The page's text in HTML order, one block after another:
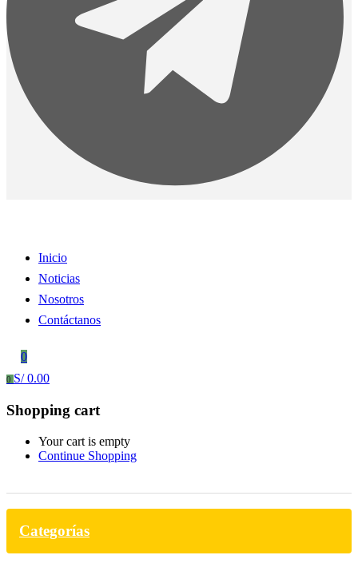
Inicio
Noticias
Nosotros
Contáctanos
0
0 S/0.00
Shopping cart
Your cart is empty
Continue Shopping
Categorías